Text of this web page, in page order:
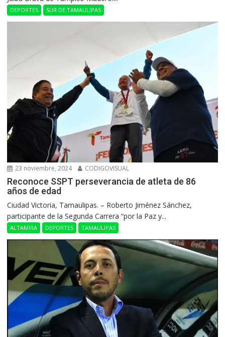
DEPORTES SUR DE TAMAULIPAS
23 noviembre, 2024 CODIGOVISUAL
Reconoce SSPT perseverancia de atleta de 86
años de edad
Ciudad Victoria, Tamaulipas. – Roberto Jiménez Sánchez,
participante de la Segunda Carrera “por la Paz y...
ALTAMIRA DEPORTES TAMAULIPAS